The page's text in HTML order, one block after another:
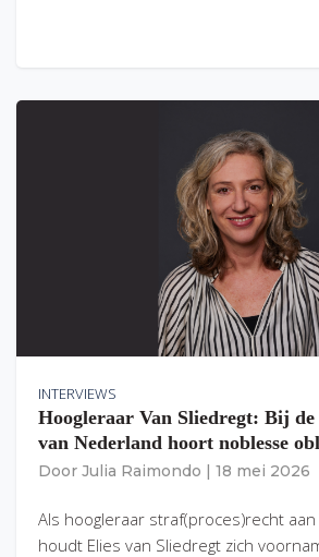
INTERVIEWS
Hoogleraar Van Sliedregt: Bij de
van Nederland hoort noblesse
Door Julia Raimondo 18 mei 2026
Als hoogleraar straf(proces)recht aan
houdt Elies van Sliedregt zich